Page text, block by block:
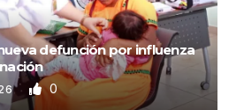
defunción por influenza
0